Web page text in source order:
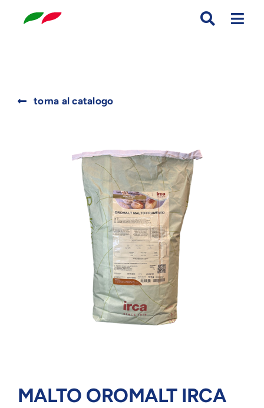
torna al catalogo
MALTO OROMALT IRCA
for: